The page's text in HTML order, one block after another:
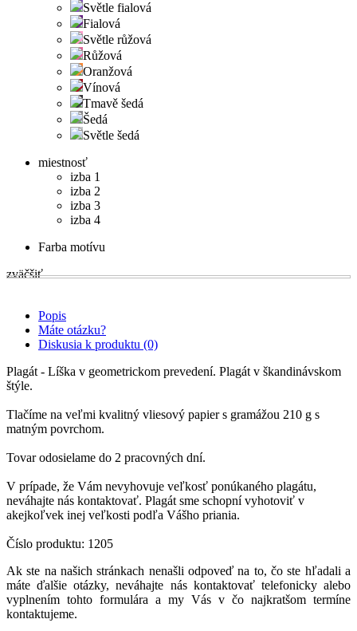
Světle fialová
Fialová
Světle růžová
Růžová
Oranžová
Vínová
Tmavě šedá
Šedá
Světle šedá
miestnosť
izba 1
izba 2
izba 3
izba 4
Farba motívu
zväčšiť
Popis
Máte otázku?
Diskusia k produktu (0)
Plagát - Líška v geometrickom prevedení. Plagát v škandinávskom
štýle.
Tlačíme na veľmi kvalitný vliesový papier s gramážou 210 g s
matným povrchom.
Tovar odosielame do 2 pracovných dní.
V prípade, že Vám nevyhovuje veľkosť ponúkaného plagátu,
neváhajte nás kontaktovať. Plagát sme schopní vyhotoviť v
akejkoľvek inej veľkosti podľa Vášho priania.
Číslo produktu: 1205
Ak ste na našich stránkach nenašli odpoveď na to, čo ste hľadali a
máte ďalšie otázky, neváhajte nás kontaktovať telefonicky alebo
vyplnením tohto formulára a my Vás v čo najkratšom termíne
kontaktujeme.